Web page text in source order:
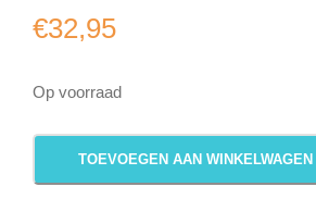
€32,95
Op voorraad
k
TOEVOEGEN AAN WINKELWAGEN